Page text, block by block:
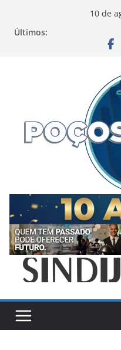
10 de
Últimos: